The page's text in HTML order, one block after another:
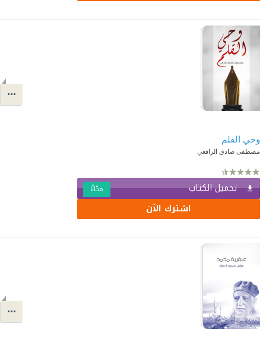
وحي القلم
مصطفى صادق الرافعي
تحميل الكتاب مجّانًا
اشترك الآن